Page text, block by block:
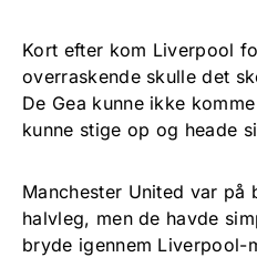
Kort efter kom Liverpool
overraskende skulle det
De Gea kunne ikke
kunne stige op og heade
Manchester United var
halvleg, men de havde
bryde igennem Liverpool-